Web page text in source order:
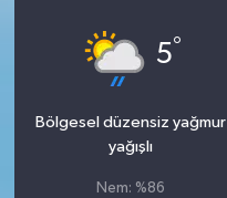
5°
Bölgesel düzensiz yağmur
yağışlı
Nem: %86